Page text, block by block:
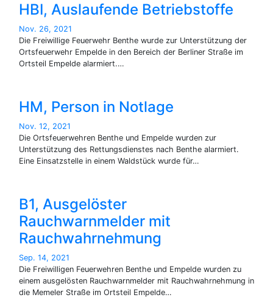
HBI, Auslaufende Betriebstoffe
Nov. 26, 2021
Die Freiwillige Feuerwehr Benthe wurde zur Unterstützung der
Ortsfeuerwehr Empelde in den Bereich der Berliner Straße im
Ortsteil Empelde alarmiert.…
HM, Person in Notlage
Nov. 12, 2021
Die Ortsfeuerwehren Benthe und Empelde wurden zur
Unterstützung des Rettungsdienstes nach Benthe alarmiert.
Eine Einsatzstelle in einem Waldstück wurde für…
B1, Ausgelöster
Rauchwarnmelder mit
Rauchwahrnehmung
Sep. 14, 2021
Die Freiwilligen Feuerwehren Benthe und Empelde wurden zu
einem ausgelösten Rauchwarnmelder mit Rauchwahrnehmung in
die Memeler Straße im Ortsteil Empelde…